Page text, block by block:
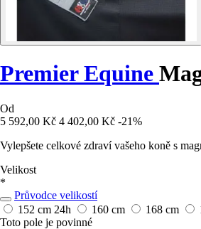
Premier Equine
Od
5 592,00 Kč 4 402,00 Kč -21%
Vylepšete celkové zdraví vašeho koně s
Velikost
*
Průvodce velikostí
152 cm 24h 160 cm 168 cm
Toto pole je povinné